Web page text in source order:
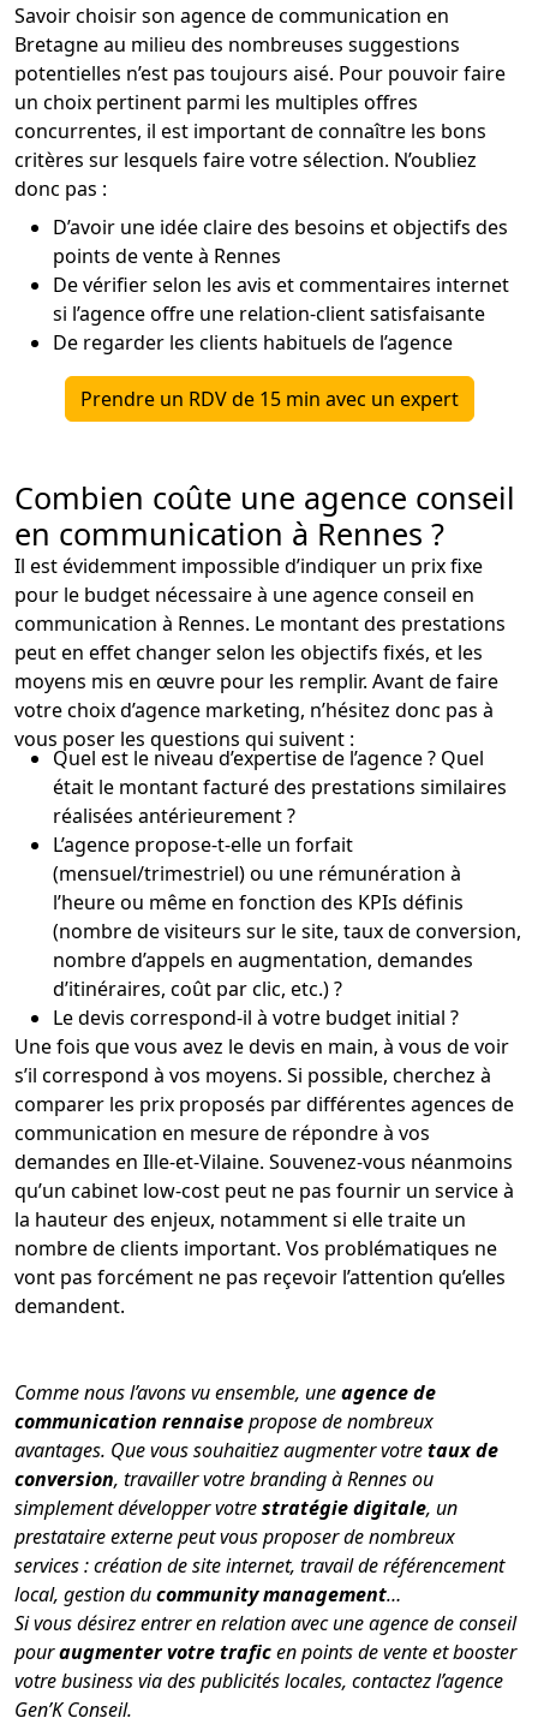
Savoir choisir son agence de communication en
Bretagne au milieu des nombreuses suggestions
potentielles n’est pas toujours aisé. Pour pouvoir faire
un choix pertinent parmi les multiples offres
concurrentes, il est important de connaître les bons
critères sur lesquels faire votre sélection. N’oubliez
donc pas :
D’avoir une idée claire des besoins et objectifs des
points de vente à Rennes
De vérifier selon les avis et commentaires internet
si l’agence offre une relation-client satisfaisante
De regarder les clients habituels de l’agence
Prendre un RDV de 15 min avec un expert
Combien coûte une agence conseil
en communication à Rennes ?
Il est évidemment impossible d’indiquer un prix fixe
pour le budget nécessaire à une agence conseil en
communication à Rennes. Le montant des prestations
peut en effet changer selon les objectifs fixés, et les
moyens mis en œuvre pour les remplir. Avant de faire
votre choix d’agence marketing, n’hésitez donc pas à
vous poser les questions qui suivent :
Quel est le niveau d’expertise de l’agence ? Quel
était le montant facturé des prestations similaires
réalisées antérieurement ?
L’agence propose-t-elle un forfait
(mensuel/trimestriel) ou une rémunération à
l’heure ou même en fonction des KPIs définis
(nombre de visiteurs sur le site, taux de conversion,
nombre d’appels en augmentation, demandes
d’itinéraires, coût par clic, etc.) ?
Le devis correspond-il à votre budget initial ?
Une fois que vous avez le devis en main, à vous de voir
s’il correspond à vos moyens. Si possible, cherchez à
comparer les prix proposés par différentes agences de
communication en mesure de répondre à vos
demandes en Ille-et-Vilaine. Souvenez-vous néanmoins
qu’un cabinet low-cost peut ne pas fournir un service à
la hauteur des enjeux, notamment si elle traite un
nombre de clients important. Vos problématiques ne
vont pas forcément ne pas reçevoir l’attention qu’elles
demandent.
Comme nous l’avons vu ensemble, uneagence de
communication rennaisepropose de nombreux
avantages. Que vous souhaitiez augmenter votretaux de
conversion, travailler votre branding à Rennes ou
simplement développer votrestratégie digitale, un
prestataire externe peut vous proposer de nombreux
services : création de site internet, travail de référencement
local, gestion ducommunity management…
Si vous désirez entrer en relation avec une agence de conseil
pouraugmenter votre traficen points de vente et booster
votre business via des publicités locales, contactez l’agence
Gen’K Conseil.